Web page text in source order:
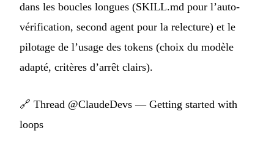
dans les boucles longues (SKILL.md pour l’auto-
vérification, second agent pour la relecture) et le
pilotage de l’usage des tokens (choix du modèle
adapté, critères d’arrêt clairs).
🔗 Thread @ClaudeDevs — Getting started with
loops